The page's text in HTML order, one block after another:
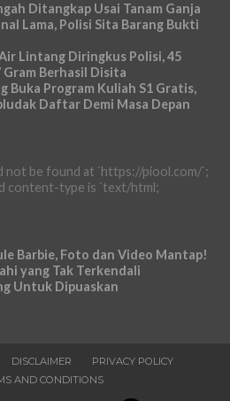
Ditangkap Usai Tanam Ganja
Lama, Polisi Sita Barang Bukti
Lintang Diringkus Polisi, 45
Gram Berhasil Disita
Buka Program Kuliah S1 Gratis,
Daftar Demi Masa Depan
not be found at `https://piool.com/`;
content-type is `text/html;
Barbie, Foto dan Video Mantap!
yang Tak Terkendali
Untuk Dipuaskan
DISCLAIMER
PRIVACY POLICY
AND CONDITIONS